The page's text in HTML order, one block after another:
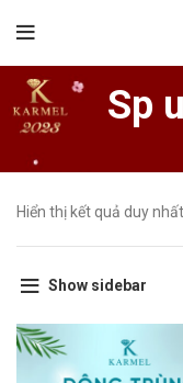
Sp
Hiển thị kết quả duy nhất
Show sidebar